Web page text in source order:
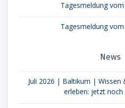
Tagesmeldung
Tagesmeldung
News
Juli 2026 | Baltikum | Wissen
erleben: jetzt noch